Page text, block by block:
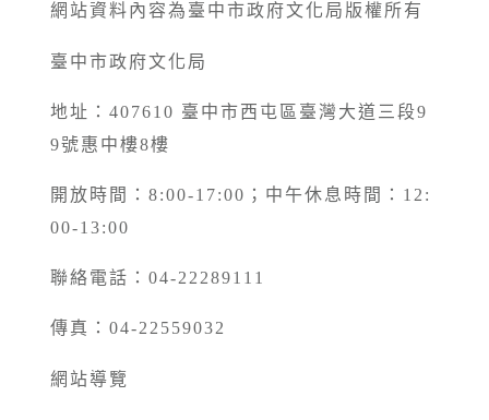
網站資料內容為臺中市政府文化局版權所有
臺中市政府文化局
地址：407610 臺中市西屯區臺灣大道三段9
9號惠中樓8樓
開放時間：8:00-17:00；中午休息時間：12:
00-13:00
聯絡電話：04-22289111
傳真：04-22559032
網站導覽